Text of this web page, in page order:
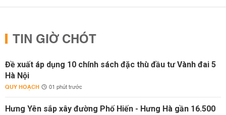
TIN GIỜ CHÓT
Đề xuất áp dụng 10 chính sách đặc thù đầu tư Vành đai 5
Hà Nội
QUY HOẠCH 01 phút trước
Hưng Yên sắp xây đường Phố Hiến - Hưng Hà gần 16.500